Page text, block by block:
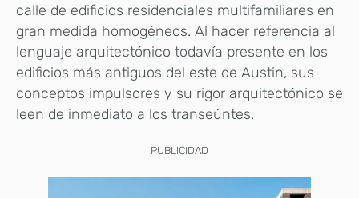
calle de edificios residenciales multifamiliares en
gran medida homogéneos. Al hacer referencia al
lenguaje arquitectónico todavía presente en los
edificios más antiguos del este de Austin, sus
conceptos impulsores y su rigor arquitectónico se
leen de inmediato a los transeúntes.
PUBLICIDAD